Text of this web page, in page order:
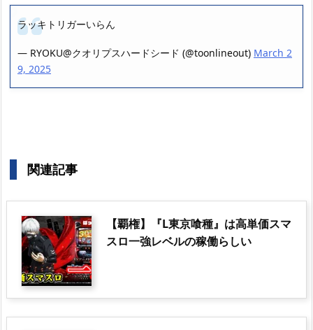
ラッキトリガーいらん
— RYOKU@クオリプスハードシード (@toonlineout) March 2
9, 2025
関連記事
【覇権】『L東京喰種』は高単価スマ
スロ一強レベルの稼働らしい